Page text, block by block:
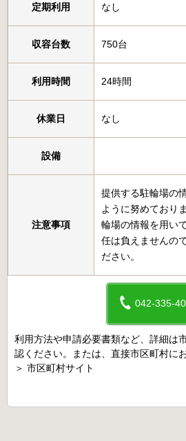
定期利用 なし
収容台数 750台
利用時間 24時間
休業日 なし
設備
注意事項
提供する駐輪場の
ように努めており
輪場の情報を用い
任は負えませんの
ださい。
042-335-
利用方法や申請必要書類など、詳細は
認ください。または、直接市区町村に
＞ 市区町村サイト